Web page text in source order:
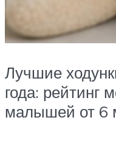
Лучшие
года: рейтинг
малышей от 6